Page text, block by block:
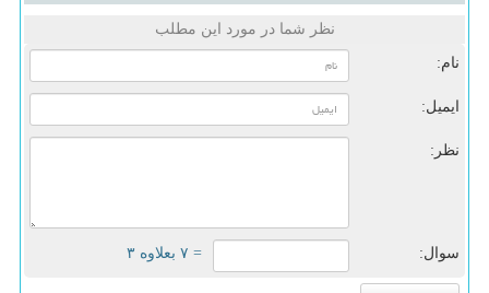
نظر شما در مورد این مطلب
نام:
ایمیل:
نظر:
سوال: = ۷ بعلاوه ۳